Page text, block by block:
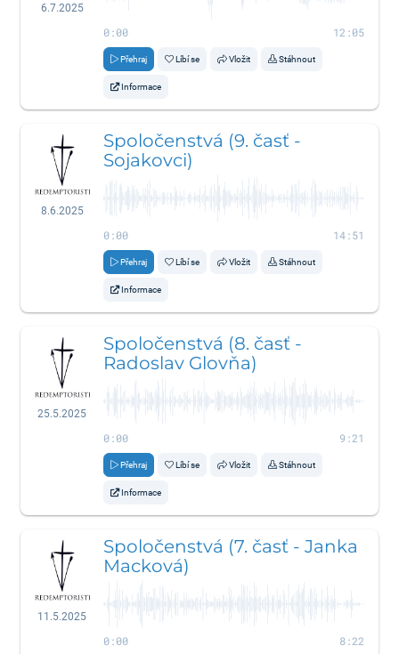
6.7.2025
0:00 12:05
Přehraj Líbí se Vložit Stáhnout
Informace
8.6.2025
Spoločenstvá (9. časť -
Sojakovci)
0:00 14:51
Přehraj Líbí se Vložit Stáhnout
Informace
25.5.2025
Spoločenstvá (8. časť -
Radoslav Glovňa)
0:00 9:21
Přehraj Líbí se Vložit Stáhnout
Informace
11.5.2025
Spoločenstvá (7. časť - Janka
Macková)
0:00 8:22